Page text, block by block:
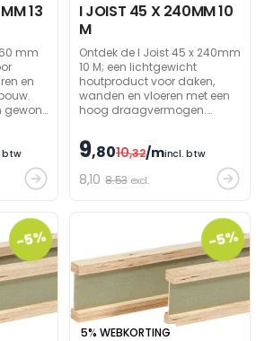
13
mm
en
gewone
btw
I JOIST 45 X 240MM 10
M
Ontdek de I Joist 45 x 240mm
10 M; een lichtgewicht
houtproduct voor daken,
wanden en vloeren met een
hoog draagvermogen.
en met andere afmetingen
beschikbaar op aanvraag.
9,8010,32/mincl. btw
8,10 8.53 excl.
-5% -5%
5% WEBKORTING